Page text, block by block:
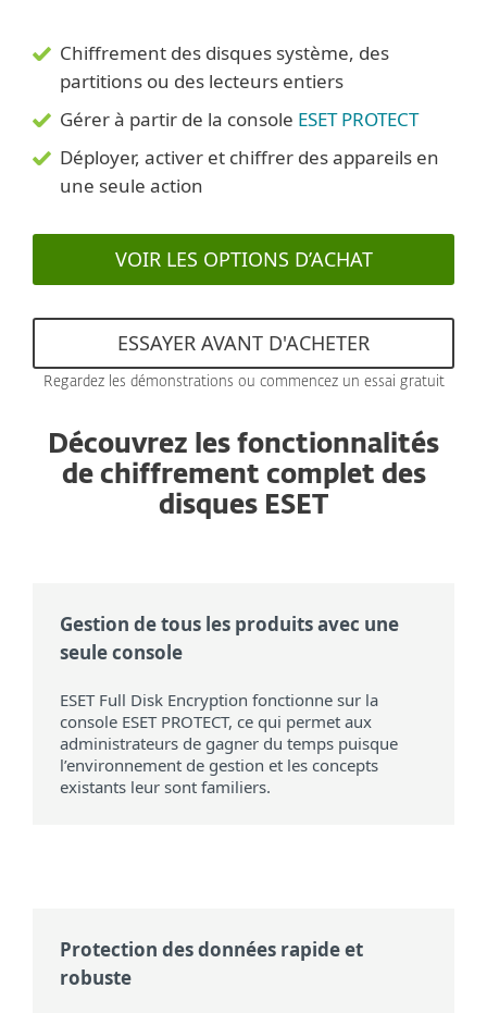
Chiffrement des disques système, des
partitions ou des lecteurs entiers
Gérer à partir de la console ESET PROTECT
Déployer, activer et chiffrer des appareils en
une seule action
VOIR LES OPTIONS D’ACHAT
ESSAYER AVANT D'ACHETER
Regardez les démonstrations ou commencez un essai gratuit
Découvrez les fonctionnalités
de chiffrement complet des
disques ESET
Gestion de tous les produits avec une
seule console
ESET Full Disk Encryption fonctionne sur la
console ESET PROTECT, ce qui permet aux
administrateurs de gagner du temps puisque
l’environnement de gestion et les concepts
existants leur sont familiers.
Protection des données rapide et
robuste